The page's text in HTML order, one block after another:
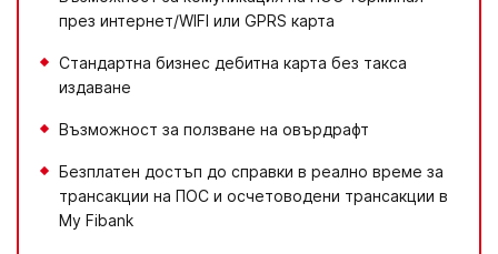
през интернет/WIFI или GPRS карта
Стандартна бизнес дебитна карта без такса
издаване
Възможност за ползване на овърдрафт
Безплатен достъп до справки в реално време за
трансакции на ПОС и осчетоводени трансакции в
My Fibank